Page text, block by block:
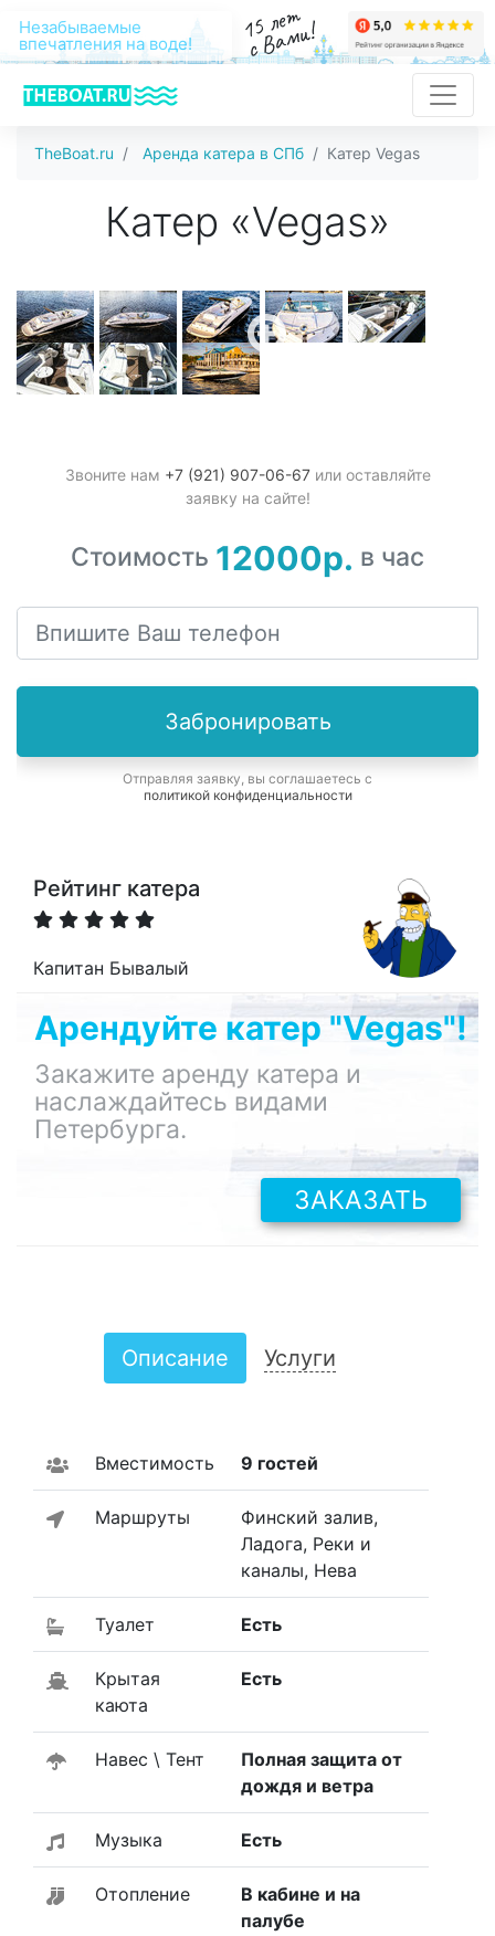
Незабываемые
впечатления на воде! 15 лет
с Вами!
TheBoat.ru Аренда катера в СПб Катер Vegas
Катер «Vegas»
Звоните нам +7 (921) 907-06-67или оставляйте
заявку на сайте!
Стоимость 12000р. в час
Забронировать
Отправляя заявку, вы соглашаетесь с
политикой конфиденциальности
Рейтинг катера
Капитан Бывалый
Арендуйте катер "Vegas"!
Закажите аренду катера и
наслаждайтесь видами
Петербурга.
ЗАКАЗАТЬ
Описание Услуги
Вместимость 9 гостей
Маршруты
Финский залив,
Ладога, Реки и
каналы, Нева
Туалет Есть
Крытая
каюта
Есть
Навес \ Тент
Полная защита от
дождя и ветра
Музыка Есть
Отопление
В кабине и на
палубе